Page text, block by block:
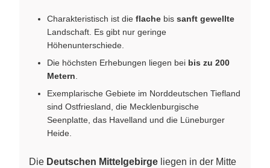
Charakteristisch ist die flache bis sanft gewellte
Landschaft. Es gibt nur geringe
Höhenunterschiede.
Die höchsten Erhebungen liegen bei bis zu 200
Metern
Exemplarische Gebiete im Norddeutschen Tiefland
sind Ostfriesland, die Mecklenburgische
Seenplatte, das Havelland und die Lüneburger
Heide.
Die Deutschen Mittelgebirge liegen in der Mitte